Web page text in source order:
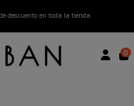
esta semana
0